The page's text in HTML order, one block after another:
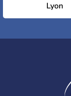
Lyon